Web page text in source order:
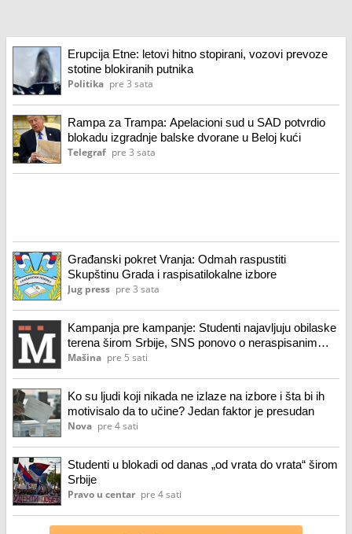
Erupcija Etne: letovi hitno stopirani, vozovi prevoze
stotine blokiranih putnika
Politika pre 3 sata
Rampa za Trampa: Apelacioni sud u SAD potvrdio
blokadu izgradnje balske dvorane u Beloj kući
Telegraf pre 3 sata
Građanski pokret Vranja: Odmah raspustiti
Skupštinu Grada i raspisatilokalne izbore
Jug press pre 3 sata
Kampanja pre kampanje: Studenti najavljuju obilaske
terena širom Srbije, SNS ponovo o neraspisanim
izborima
Mašina pre 5 sati
Ko su ljudi koji nikada ne izlaze na izbore i šta bi ih
motivisalo da to učine? Jedan faktor je presudan
Nova pre 4 sati
Studenti u blokadi od danas „od vrata do vrata“ širom
Srbije
Pravo u centar pre 4 sati